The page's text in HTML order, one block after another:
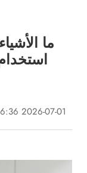
ما
2026-07-01 11:16:36